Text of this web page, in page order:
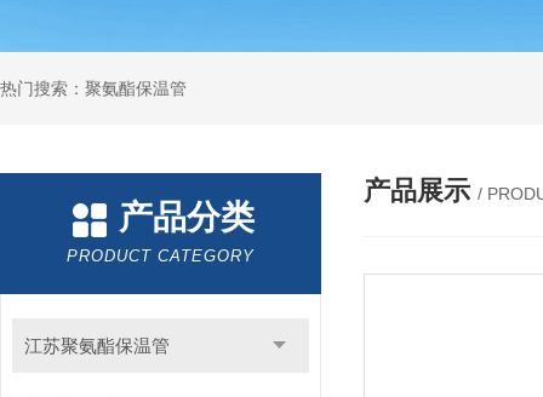
热门搜索：聚氨酯保温管
产品分类
PRODUCT CATEGORY
江苏聚氨酯保温管
产品展示 /